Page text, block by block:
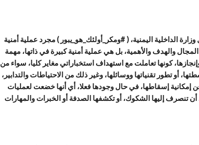
الداخلية اليمنية، ( #ومكر_أولئك_هو_يبور ) مجرد عملية أمنية
والهدف والأهمية، بل هي عملية أمنية كبيرة في ذاتها، مهمة
كونها تعاملت مع استهداف استخباراتي مغاير كليا، سواء من
أو تطور تقنياتها ووسائلها، وغير ذلك من الاحتياطات والتدابير،
إسقاطها، في حال وجودها فعلا، أي أنها خضعت لعمليات
تنصرف إليها الشكوك، أو تكشفها الصدفة أو الخبرات والمهارات